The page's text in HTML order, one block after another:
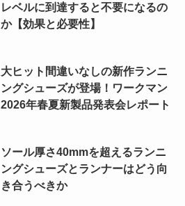
レベルに到達すると不要になるの
か【効果と必要性】
大ヒット間違いなしの新作ランニ
ングシューズが登場！ワークマン
2026年春夏新製品発表会レポート
ソール厚さ40mmを超えるランニ
ングシューズとランナーはどう向
き合うべきか